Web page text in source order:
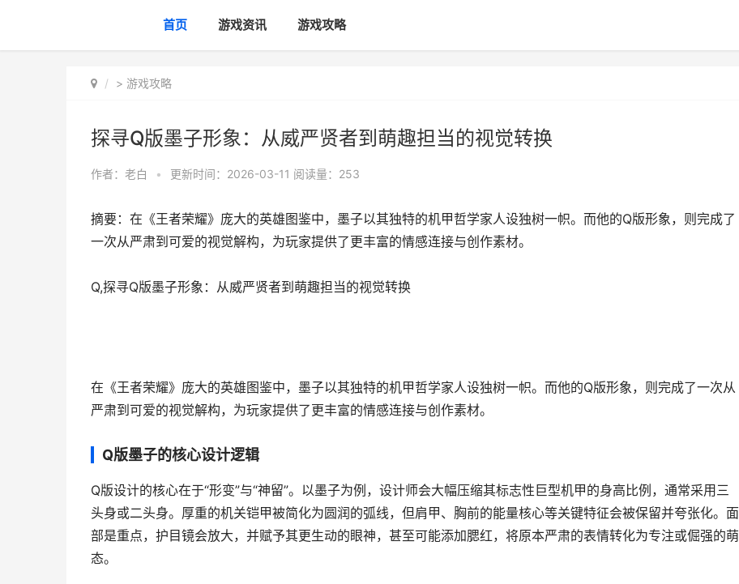
首页 游戏资讯 游戏攻略
> 游戏攻略
探寻Q版墨子形象：从威严贤者到萌趣担当的视觉转换
作者： 老白 • 更新时间：2026-03-11 阅读量：253
摘要：在《王者荣耀》庞大的英雄图鉴中，墨子以其独特的机甲哲学家人设独树一帜。而他的Q版形象，则完成了
一次从严肃到可爱的视觉解构，为玩家提供了更丰富的情感连接与创作素材。
Q,探寻Q版墨子形象：从威严贤者到萌趣担当的视觉转换
在《王者荣耀》庞大的英雄图鉴中，墨子以其独特的机甲哲学家人设独树一帜。而他的Q版形象，则完成了一次从
严肃到可爱的视觉解构，为玩家提供了更丰富的情感连接与创作素材。
Q版墨子的核心设计逻辑
Q版设计的核心在于“形变”与“神留”。以墨子为例，设计师会大幅压缩其标志性巨型机甲的身高比例，通常采用三
头身或二头身。厚重的机关铠甲被简化为圆润的弧线，但肩甲、胸前的能量核心等关键特征会被保留并夸张化。面
部是重点，护目镜会放大，并赋予其更生动的眼神，甚至可能添加腮红，将原本严肃的表情转化为专注或倔强的萌
态。